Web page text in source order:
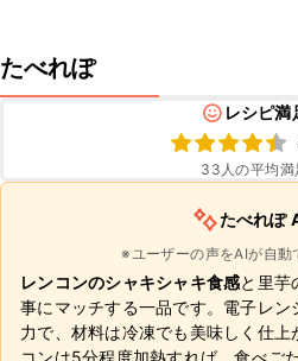
たべれぽ
レシピ満
33 人の平均満
たべれぽ
※ユーザーの声をAIが自動
レンコンのシャキシャキ食感と里芋
事にマッチする一品です。電子レ
力で、材料は冷凍でも美味しく仕
コンは5分程度加熱すれば、食べご